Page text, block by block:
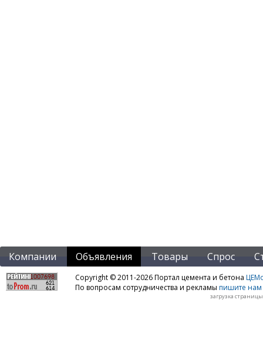
Компании Объявления Товары Спрос
Copyright © 2011-2026 Портал цемента и бетона
По вопросам сотрудничества и рекламы пишите нам
загрузка